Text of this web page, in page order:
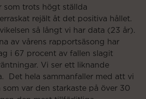
som trots högt ställda
rejält åt det positiva hållet.
så långt vi har data (23 år).
av vårens rapportsäsong har
i 67 procent av fallen slagit
Vi ser ett liknande
Det hela sammanfaller med att vi
som var den starkaste på över 30